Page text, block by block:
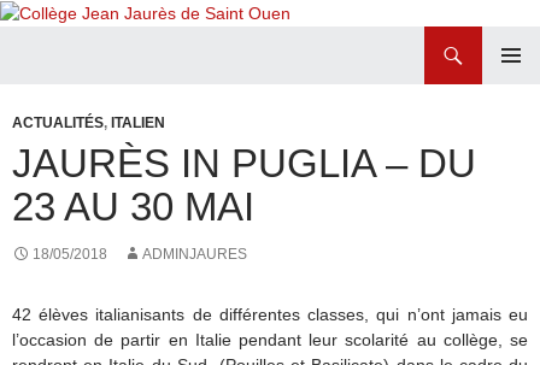
CONTENU
ACTUALITÉS, ITALIEN
JAURÈS IN PUGLIA – DU
23 AU 30 MAI
18/05/2018 ADMINJAURES
42 élèves italianisants de différentes classes, qui n’ont jamais eu
l’occasion de partir en Italie pendant leur scolarité au collège, se